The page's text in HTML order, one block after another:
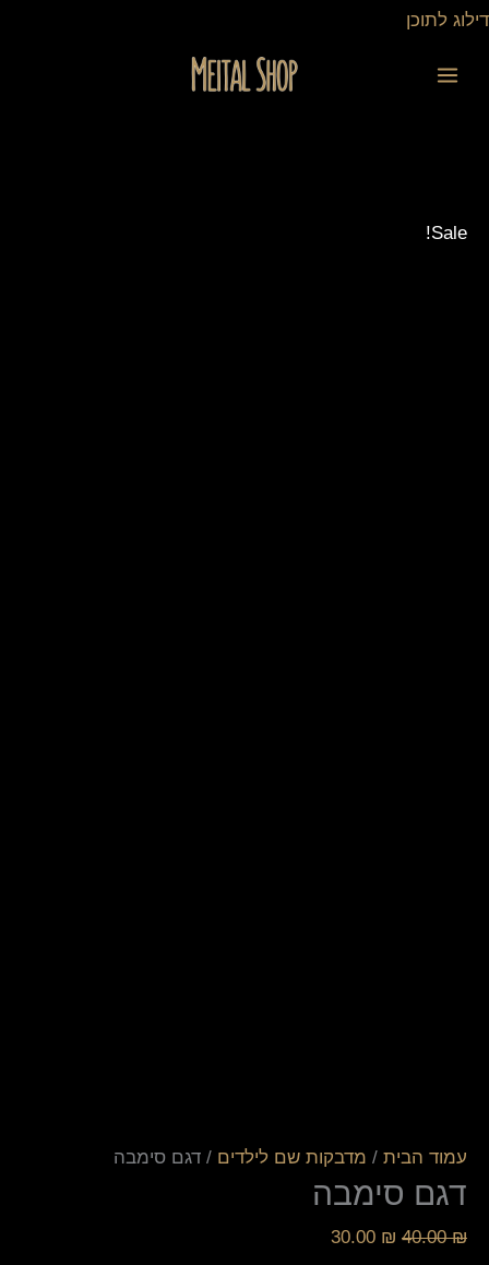
דילוג לתוכן
דילוג
Sale!
עמוד הבית / מדבקות שם לילדים / דגם סימבה
דגם סימבה
40.00₪
30.00 ₪
הנוכחי
של